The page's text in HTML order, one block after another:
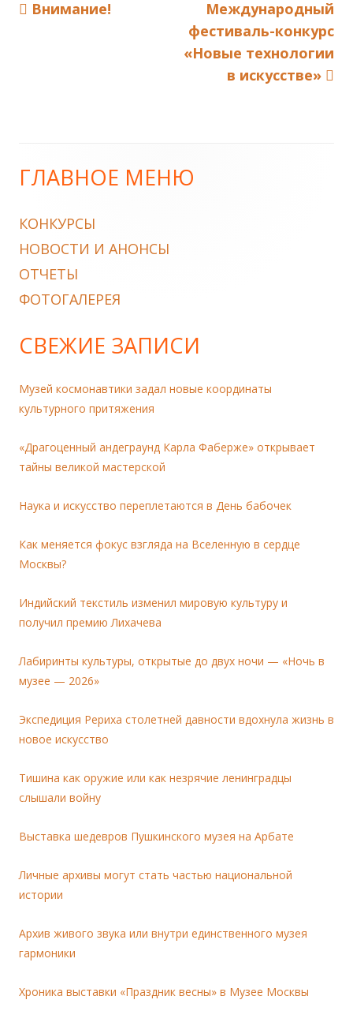
Навигация
Previous
Внимание!
Next
article:
Международный
фестиваль-конкурс
«Новые технологии
в искусстве»
Main
Sidebar
ГЛАВНОЕ МЕНЮ
КОНКУРСЫ
НОВОСТИ И АНОНСЫ
ОТЧЕТЫ
ФОТОГАЛЕРЕЯ
СВЕЖИЕ ЗАПИСИ
Музей космонавтики задал новые координаты
культурного притяжения
«Драгоценный андеграунд Карла Фаберже» открывает
тайны великой мастерской
Наука и искусство переплетаются в День бабочек
Как меняется фокус взгляда на Вселенную в сердце
Москвы?
Индийский текстиль изменил мировую культуру и
получил премию Лихачева
Лабиринты культуры, открытые до двух ночи — «Ночь в
музее — 2026»
Экспедиция Рериха столетней давности вдохнула жизнь в
новое искусство
Тишина как оружие или как незрячие ленинградцы
слышали войну
Выставка шедевров Пушкинского музея на Арбате
Личные архивы могут стать частью национальной
истории
Архив живого звука или внутри единственного музея
гармоники
Хроника выставки «Праздник весны» в Музее Москвы